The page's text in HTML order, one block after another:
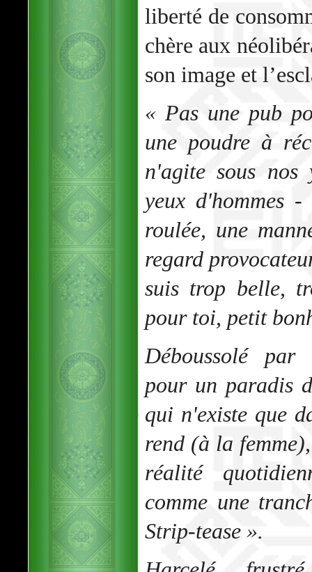
liberté de
chère aux
son image et
« Pas une pub
une poudre à
n'agite sous nos
yeux d'hommes
roulée, une
regard
suis trop belle,
pour toi, petit
Déboussolé par
pour un paradis
qui n'existe que
rend (à la
réalité
comme une
Strip-tease ».